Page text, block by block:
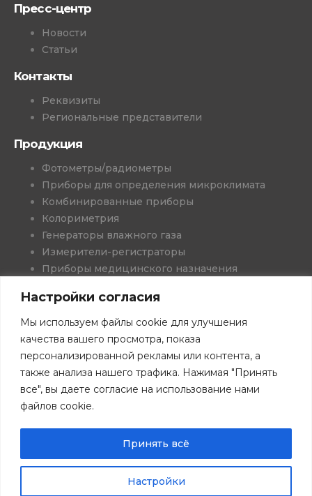
Настройки согласия
Мы используем файлы cookie для улучшения
качества вашего просмотра, показа
персонализированной рекламы или контента, а
также анализа нашего трафика. Нажимая "Принять
все", вы даете согласие на использование нами
файлов cookie.
Настройки
Принять всё
Пресс-центр
Новости
Статьи
Контакты
Реквизиты
Региональные представители
Продукция
Фотометры/радиометры
Приборы для определения микроклимата
Комбинированные приборы
Колориметрия
Генераторы влажного газа
Измерители-регистраторы
Приборы медицинского назначения
Программное обеспечение
Книги
Скачать каталоги
©Все права защищены. 2026 г. ООО "НТП ТКА".
Сайт tkaspb.ru носит исключительно информационный
сайта "Косатка Маркетинг"